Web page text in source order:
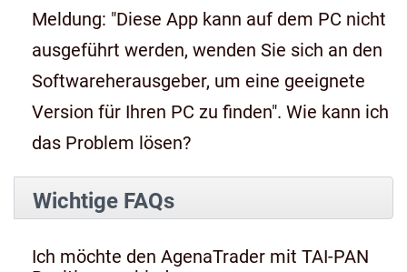
Meldung: "Diese App kann auf dem PC nicht
ausgeführt werden, wenden Sie sich an den
Softwareherausgeber, um eine geeignete
Version für Ihren PC zu finden". Wie kann ich
das Problem lösen?
Wichtige FAQs
Ich möchte den AgenaTrader mit TAI-PAN